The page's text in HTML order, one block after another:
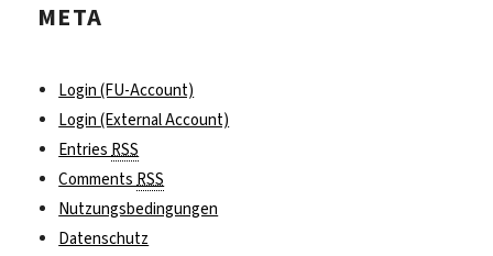
META
Login (FU-Account)
Login (External Account)
Entries RSS
Comments RSS
Nutzungsbedingungen
Datenschutz